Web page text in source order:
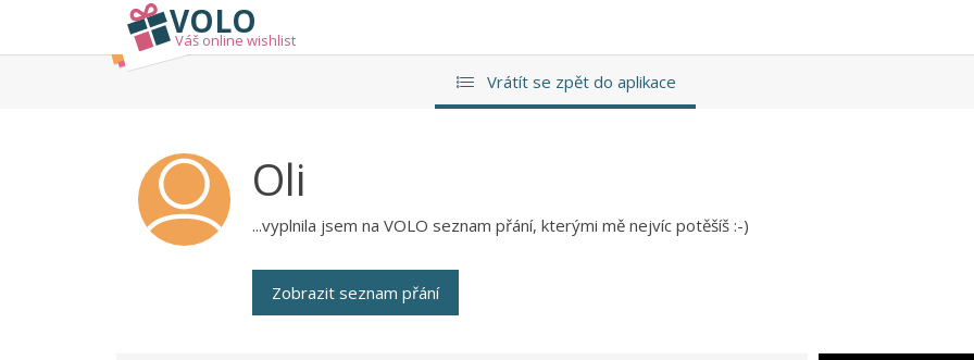
VOLO
Váš online wishlist
Vrátít se zpět do aplikace
Oli
...vyplnila jsem na VOLO seznam přání, kterými mě nejvíc potěšíš :-)
Zobrazit seznam přání